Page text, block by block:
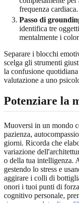
frequenza cardiaca.
Passo di
identifica tre
mentalmente i
Separare i blocchi
scelga gli strumenti
la confusione
valutazione a uno
Potenziare la
Muoversi in un mondo
pazienza,
giorni. Ricorda che
variazione
o della tua intelligenza.
gestendo lo stress e
aggirare i colli di
onori i tuoi punti di
cognitivo personale,